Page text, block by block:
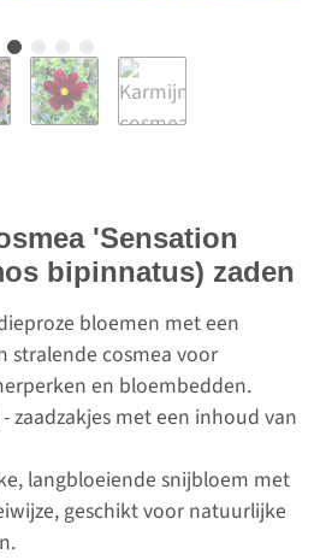
'Sensation
bipinnatus) zaden
bloemen met een
stralende cosmea voor
en bloembedden.
zaadzakjes met een inhoud van
langbloeiende snijbloem met
geschikt voor natuurlijke